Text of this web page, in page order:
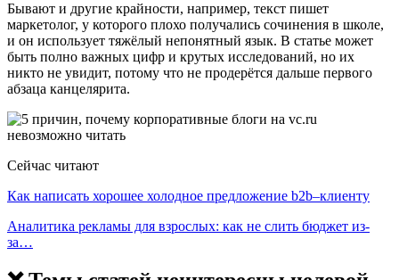
Бывают и другие крайности, например, текст пишет
маркетолог, у которого плохо получались сочинения в школе,
и он использует тяжёлый непонятный язык. В статье может
быть полно важных цифр и крутых исследований, но их
никто не увидит, потому что не продерётся дальше первого
абзаца канцелярита.
Сейчас читают
Как написать хорошее холодное предложение b2b–клиенту
Аналитика рекламы для взрослых: как не слить бюджет из-
за…